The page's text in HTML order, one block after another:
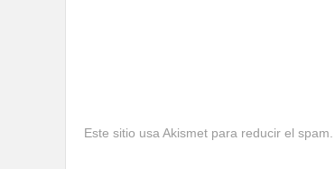
Este sitio usa Akismet para reducir el spam.